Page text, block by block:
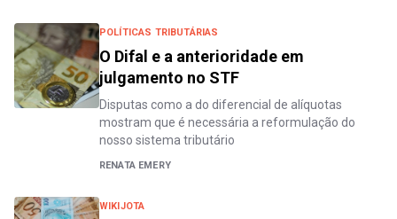
POLÍTICAS TRIBUTÁRIAS
O Difal e a anterioridade em
julgamento no STF
Disputas como a do diferencial de alíquotas
mostram que é necessária a reformulação do
nosso sistema tributário
RENATA EMERY
WIKIJOTA